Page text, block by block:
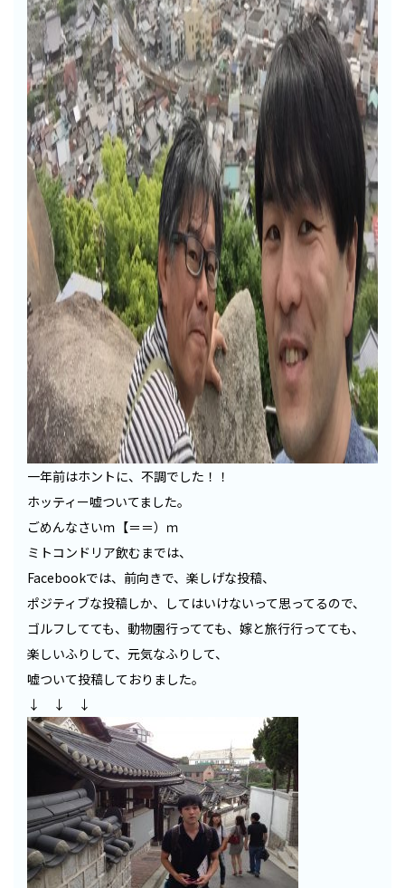
一年前はホントに、不調でした！！
ホッティー嘘ついてました。
ごめんなさいｍ【＝＝）ｍ
ミトコンドリア飲むまでは、
Facebookでは、前向きで、楽しげな投稿、
ポジティブな投稿しか、してはいけないって思ってるので、
ゴルフしてても、動物園行ってても、嫁と旅行行ってても、
楽しいふりして、元気なふりして、
嘘ついて投稿しておりました。
↓ ↓ ↓